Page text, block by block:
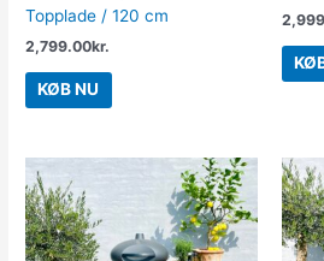
Topplade / 120 cm
2,799.00kr.
KØB NU